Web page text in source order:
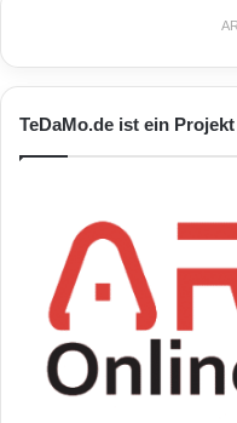
TeDaMo.de ist ein